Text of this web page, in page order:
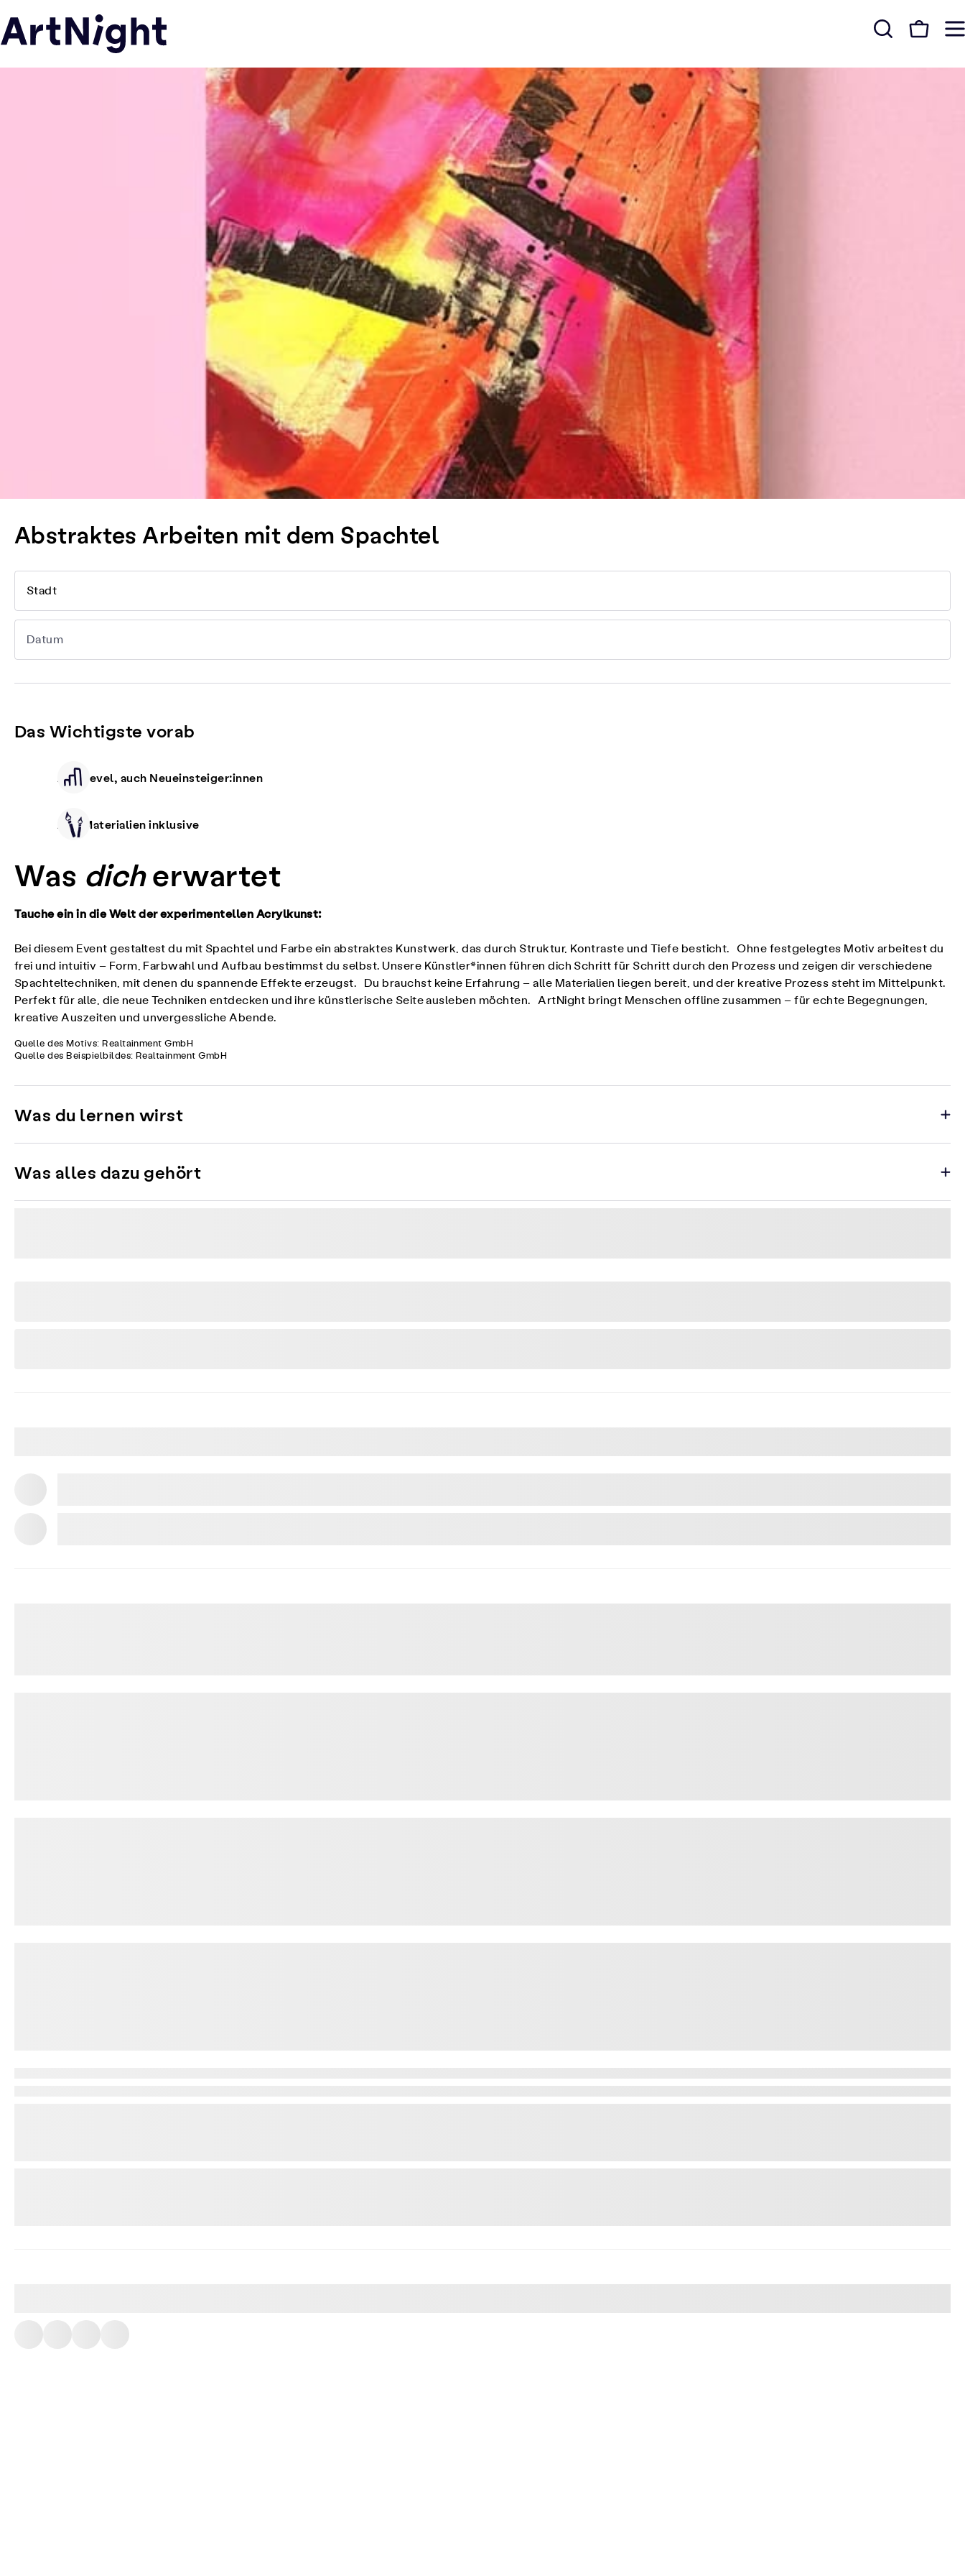
Abstraktes Arbeiten mit dem Spachtel
Stadt
Datum
Das Wichtigste vorab
Alle Level, auch Neueinsteiger:innen
Alle Materialien inklusive
Was dicherwartet
Tauche ein in die Welt der experimentellen Acrylkunst:
Bei diesem Event gestaltest du mit Spachtel und Farbe ein abstraktes Kunstwerk, das durch Struktur, Kontraste und Tiefe besticht. Ohne festgelegtes Motiv arbeitest du
frei und intuitiv – Form, Farbwahl und Aufbau bestimmst du selbst. Unsere Künstler*innen führen dich Schritt für Schritt durch den Prozess und zeigen dir verschiedene
Spachteltechniken, mit denen du spannende Effekte erzeugst. Du brauchst keine Erfahrung – alle Materialien liegen bereit, und der kreative Prozess steht im Mittelpunkt.
Perfekt für alle, die neue Techniken entdecken und ihre künstlerische Seite ausleben möchten. ArtNight bringt Menschen offline zusammen – für echte Begegnungen,
kreative Auszeiten und unvergessliche Abende.
Quelle des Motivs: Realtainment GmbH
Quelle des Beispielbildes: Realtainment GmbH
Was du lernen wirst
Was alles dazu gehört